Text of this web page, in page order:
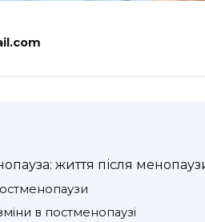
життя після
зміни в постменопаузі